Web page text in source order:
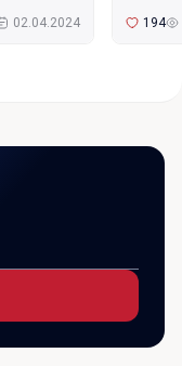
02.04.2024 194